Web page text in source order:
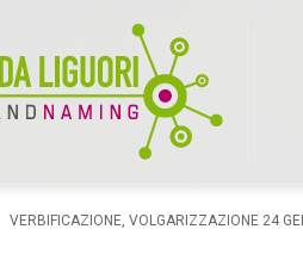
VERBIFICAZIONE, VOLGARIZZAZIONE 24